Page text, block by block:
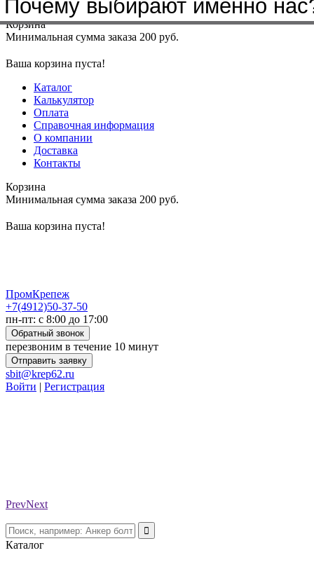
Меню+7(4912)50-37-50sbit@krep62.ru
Корзина
Минимальная сумма заказа 200 руб.
Ваша корзина пуста!
Каталог
Калькулятор
Оплата
Справочная информация
О компании
Доставка
Контакты
Корзина
Минимальная сумма заказа 200 руб.
Ваша корзина пуста!
ПромКрепеж
+7(4912)50-37-50
пн-пт: с 8:00 до 17:00
Обратный звонок
перезвоним в течение 10 минут
Отправить заявку
sbit@krep62.ru
Войти | Регистрация
PrevNext
Каталог
с которыми мы
Почему выбирают именно